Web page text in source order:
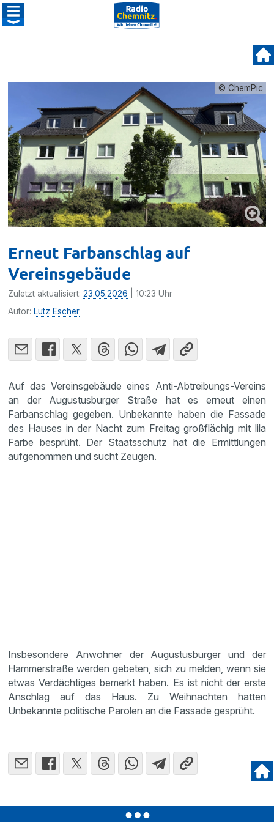
© ChemPic
Erneut Farbanschlag auf
Vereinsgebäude
Zuletzt aktualisiert:23.05.2026 | 10:23 Uhr
Autor: Lutz Escher
Auf das Vereinsgebäude eines Anti-Abtreibungs-Vereins
an der Augustusburger Straße hat es erneut einen
Farbanschlag gegeben. Unbekannte haben die Fassade
des Hauses in der Nacht zum Freitag großflächig mit lila
Farbe besprüht. Der Staatsschutz hat die Ermittlungen
aufgenommen und sucht Zeugen.
Insbesondere Anwohner der Augustusburger und der
Hammerstraße werden gebeten, sich zu melden, wenn sie
etwas Verdächtiges bemerkt haben. Es ist nicht der erste
Anschlag auf das Haus. Zu Weihnachten hatten
Unbekannte politische Parolen an die Fassade gesprüht.